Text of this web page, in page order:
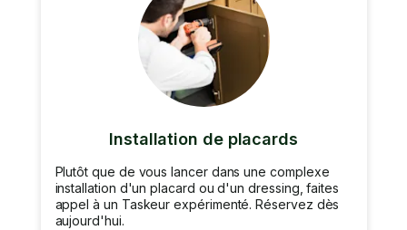
Installation de placards
Plutôt que de vous lancer dans une complexe
installation d'un placard ou d'un dressing, faites
appel à un Taskeur expérimenté. Réservez dès
aujourd'hui.